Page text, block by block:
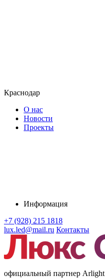
Краснодар
О нас
Новости
Проекты
Информация
+7 (928) 215 1818
lux.led@mail.ru Контакты
официальный партнер Arlight